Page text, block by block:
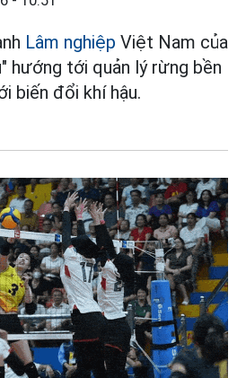
Lâm nghiệp Việt Nam của
hướng tới quản lý rừng bền
biến đổi khí hậu.